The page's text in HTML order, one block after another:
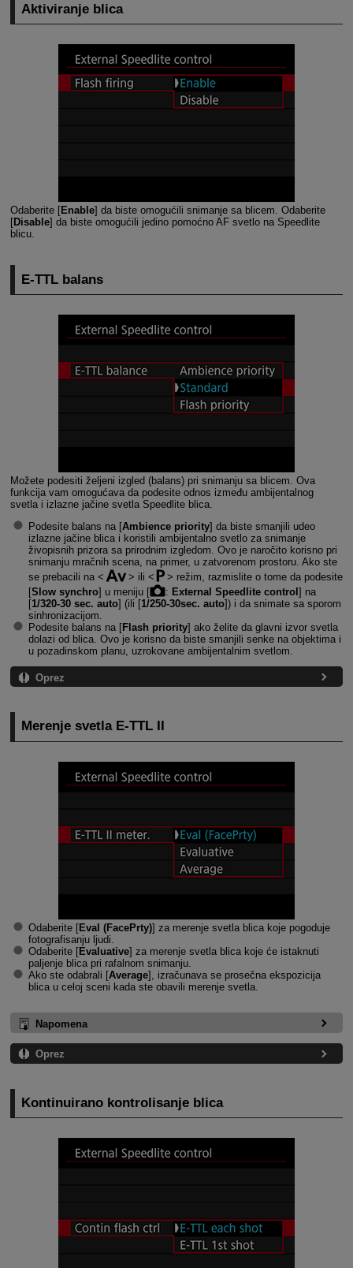
Aktiviranje blica
Odaberite [Enable] da biste omogućili snimanje sa blicem. Odaberite
[Disable] da biste omogućili jedino pomoćno AF svetlo na Speedlite
blicu.
E-TTL balans
Možete podesiti željeni izgled (balans) pri snimanju sa blicem. Ova
funkcija vam omogućava da podesite odnos između ambijentalnog
svetla i izlazne jačine svetla Speedlite blica.
Podesite balans na [Ambience priority] da biste smanjili udeo
izlazne jačine blica i koristili ambijentalno svetlo za snimanje
živopisnih prizora sa prirodnim izgledom. Ovo je naročito korisno pri
snimanju mračnih scena, na primer, u zatvorenom prostoru. Ako ste
se prebacili na
ili
režim, razmislite o tome da podesite
[Slow synchro] u meniju [ : External Speedlite control] na
[1/320-30 sec. auto] (ili [1/250-30sec. auto]) i da snimate sa sporom
sinhronizacijom.
Podesite balans na [Flash priority] ako želite da glavni izvor svetla
dolazi od blica. Ovo je korisno da biste smanjili senke na objektima i
u pozadinskom planu, uzrokovane ambijentalnim svetlom.
Oprez
Merenje svetla E-TTL II
Odaberite [Eval (FacePrty)] za merenje svetla blica koje pogoduje
fotografisanju ljudi.
Odaberite [Evaluative] za merenje svetla blica koje će istaknuti
paljenje blica pri rafalnom snimanju.
Ako ste odabrali [Average], izračunava se prosečna ekspozicija
blica u celoj sceni kada ste obavili merenje svetla.
Napomena
Oprez
Kontinuirano kontrolisanje blica